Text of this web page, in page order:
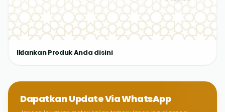
Iklankan Produk Anda disini
Dapatkan Update Via WhatsApp